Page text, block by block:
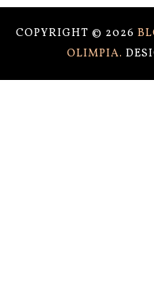
COPYRIGHT © 2026
OLIMPIA.